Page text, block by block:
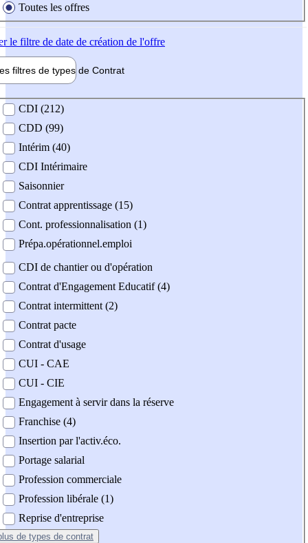
Toutes les offres
le filtre de date de création de l'offre
filtres de types de Contrat
contrat
CDI (212)
CDD (99)
Intérim (40)
CDI Intérimaire
Saisonnier
Contrat apprentissage (15)
Cont. professionnalisation (1)
Prépa.opérationnel.emploi
CDI de chantier ou d'opération
Contrat d'Engagement Educatif (4)
Contrat intermittent (2)
Contrat pacte
Contrat d'usage
CUI - CAE
CUI - CIE
Engagement à servir dans la réserve
Franchise (4)
Insertion par l'activ.éco.
Portage salarial
Profession commerciale
Profession libérale (1)
Reprise d'entreprise
de types de contrat